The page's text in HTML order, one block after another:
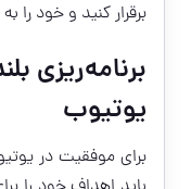
برقرار کنید و خود را
برنامه‌ریزی
یوتیوب
برای موفقیت در